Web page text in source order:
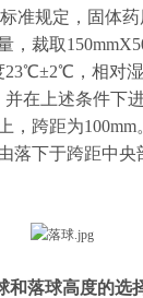
准规定，固体
，裁取
23℃±2℃，相对
在上述条件下
上，跨距为
落下于跨距中央
和落球高度的选